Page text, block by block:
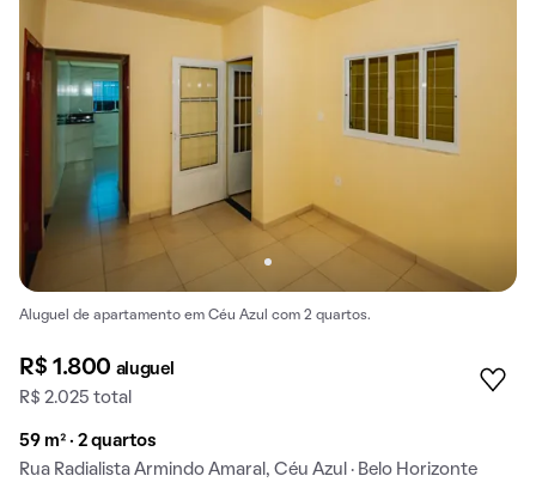
Aluguel de apartamento em Céu Azul com 2 quartos.
R$ 1.800 aluguel
R$ 2.025 total
59 m² · 2 quartos
Rua Radialista Armindo Amaral, Céu Azul · Belo Horizonte